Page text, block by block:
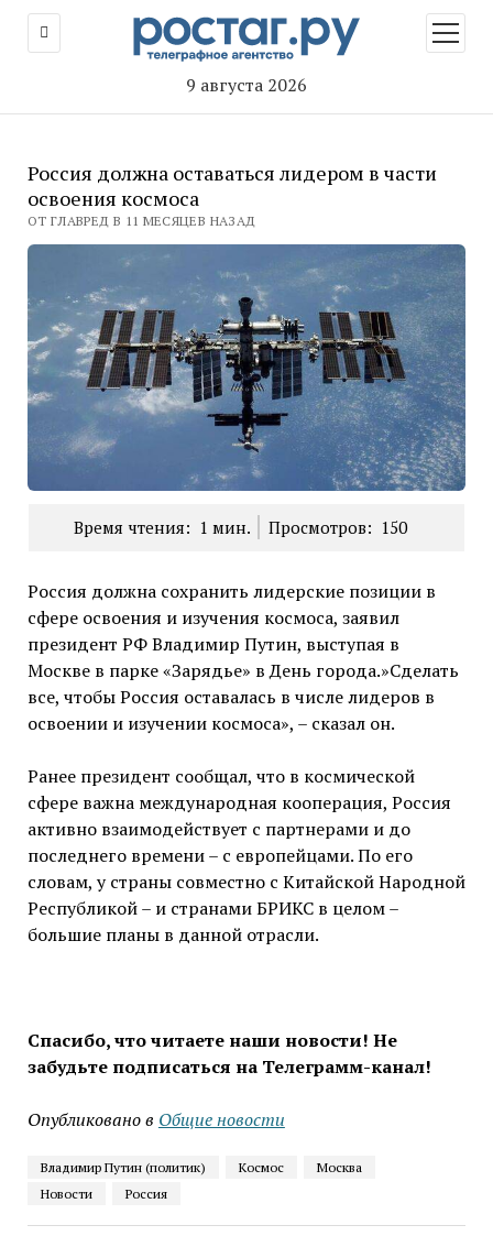
9 августа 2026
меню
Россия должна оставаться лидером в части
освоения космоса
ОТ ГЛАВРЕД В 11 МЕСЯЦЕВ НАЗАД
Время чтения: 1 мин. Просмотров: 150
Россия должна сохранить лидерские позиции в
сфере освоения и изучения космоса, заявил
президент РФ Владимир Путин, выступая в
Москве в парке «Зарядье» в День города.»Сделать
все, чтобы Россия оставалась в числе лидеров в
освоении и изучении космоса», – сказал он.
Ранее президент сообщал, что в космической
сфере важна международная кооперация, Россия
активно взаимодействует с партнерами и до
последнего времени – с европейцами. По его
словам, у страны совместно с Китайской Народной
Республикой – и странами БРИКС в целом –
большие планы в данной отрасли.
Спасибо, что читаете наши новости! Не
забудьте подписаться на Телеграмм-канал!
Опубликовано в Общие новости
Владимир Путин (политик) Космос
Москва
Новости
Россия